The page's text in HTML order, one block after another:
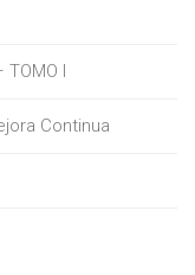
I
Continua